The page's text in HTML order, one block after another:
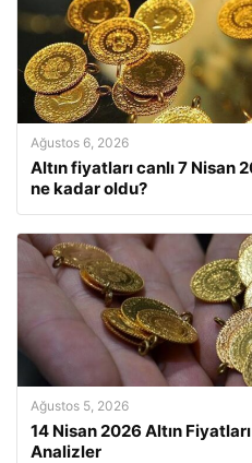
Ağustos 6, 2026
Altın fiyatları canlı 7 Nisan
ne kadar oldu?
Ağustos 5, 2026
14 Nisan 2026 Altın
Analizler